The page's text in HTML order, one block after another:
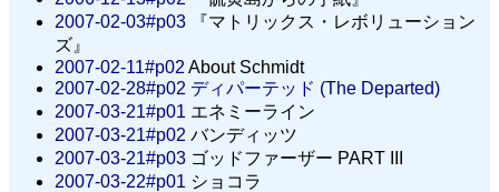
2007-02-03#p03 『マトリックス・レボリューション
ズ』
2007-02-11#p02 About Schmidt
2007-02-28#p02 ディパーテッド (The Departed)
2007-03-21#p01 エネミーライン
2007-03-21#p02 バンディッツ
2007-03-21#p03 ゴッドファーザー PART III
2007-03-22#p01 ショコラ